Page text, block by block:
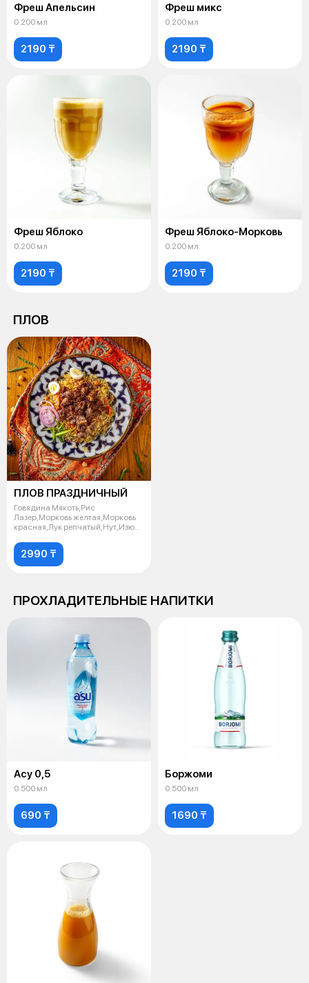
Фреш Апельсин
0.200 мл
2190 ₸
Фреш микс
0.200 мл
2190 ₸
Фреш Яблоко
0.200 мл
2190 ₸
Фреш Яблоко-Морковь
0.200 мл
2190 ₸
ПЛОВ
ПЛОВ ПРАЗДНИЧНЫЙ
Говядина Мякоть,Рис
Лазер,Морковь желтая,Морковь
красная,Лук репчатый,Нут,Изюм
2990 ₸
ПРОХЛАДИТЕЛЬНЫЕ НАПИТКИ
Асу 0,5
0.500 мл
690 ₸
Боржоми
0.500 мл
1690 ₸